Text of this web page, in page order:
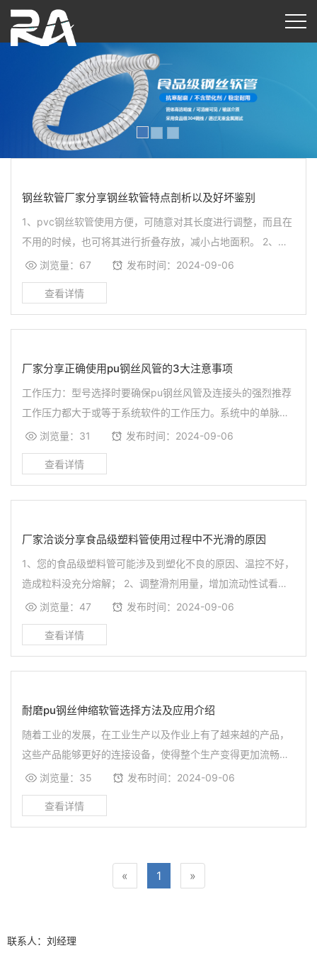
钢丝软管厂家分享钢丝软管特点剖析以及好坏鉴别
1、pvc钢丝软管使用方便，可随意对其长度进行调整，而且在
不用的时候，也可将其进行折叠存放，减小占地面积。 2、
pvc钢丝软管具有较强的耐腐蚀性和抗变形性，在使用过程中
不容易发生老化、变形、开裂等现象。与其他塑料管相比，它
的使用期限会更长一些，有用功能也会更好一些。
浏览量：67 发布时间：2024-09-06
厂家分享正确使用pu钢丝风管的3大注意事项
工作压力：型号选择时要确保pu钢丝风管及连接头的强烈推荐
工作压力都大于或等于系统软件的工作压力。系统中的单脉冲
压力或高值压力务必小于或等于pu钢丝风管总程的工作压
力。
浏览量：31 发布时间：2024-09-06
厂家洽谈分享食品级塑料管使用过程中不光滑的原因
1、您的食品级塑料管可能涉及到塑化不良的原因、温控不好，
造成粒料没充分熔解； 2、调整滑剂用量，增加流动性试看；
3、是不是只出现在整条线上的规律，那么建议您检查模具。
浏览量：47 发布时间：2024-09-06
耐磨pu钢丝伸缩软管选择方法及应用介绍
随着工业的发展，在工业生产以及作业上有了越来越的产品，
这些产品能够更好的连接设备，使得整个生产变得更加流畅，
耐磨pu钢丝伸缩软管就是其中一种。PU钢丝耐磨软管主要用在
耐磨性物质的抽吸输送上，常用于固体颗粒和气体输送，抽吸
纸屑，纺织纤维，输送尘土和粉末，也用于保护软管，用于对
车软管，树叶抽吸软管，谷物输送，乃以耐真空和耐负压。
浏览量：35 发布时间：2024-09-06
« 1 »
联系人：刘经理